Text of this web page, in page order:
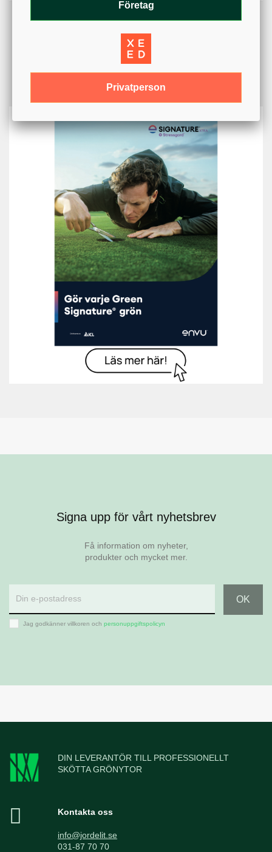
Signa upp för vårt nyhetsbrev
Få information om nyheter,
produkter och mycket mer.
Jag godkänner villkoren och personuppgiftspolicyn
DIN LEVERANTÖR TILL PROFESSIONELLT
SKÖTTA GRÖNYTOR
Kontakta oss
info@jordelit.se
031-87 70 70
Företag
Privatperson